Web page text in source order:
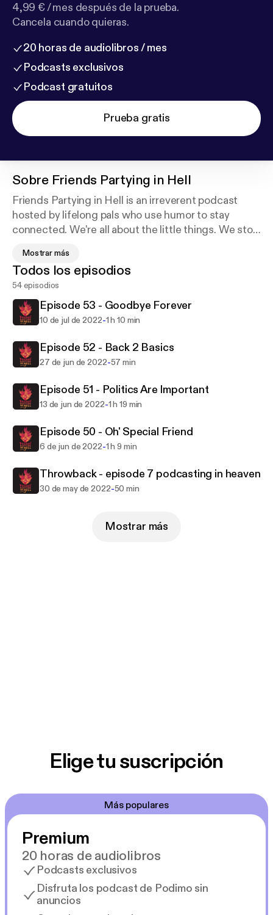
4,99 € / mes después de la prueba.
Cancela cuando quieras.
20 horas de audiolibros / mes
Podcasts exclusivos
Podcast gratuitos
Prueba gratis
Sobre Friends Partying in Hell
Friends Partying in Hell is an irreverent podcast
hosted by lifelong pals who use humor to stay
connected. We're all about the little things. We stop
doing so. But why choose such a sacrilegious title
like "Friends Partying in Hell"? Simple. Because hell
is more fun with your friends. Support this podcast:
https://podcasters.spotify.com/pod/show/fpihpodc
ast/support
Mostrar más
Todos los episodios
54 episodios
Episode 53 - Goodbye Forever
10 de jul de 2022-1 h 10 min
Episode 52 - Back 2 Basics
27 de jun de 2022-57 min
Episode 51 - Politics Are Important
13 de jun de 2022-1 h 19 min
Episode 50 - Oh' Special Friend
6 de jun de 2022-1 h 9 min
Throwback - episode 7 podcasting in heaven
30 de may de 2022-50 min
Mostrar más
Elige tu suscripción
Más populares
Premium
20 horas de audiolibros
Podcasts exclusivos
Disfruta los podcast de Podimo sin
anuncios